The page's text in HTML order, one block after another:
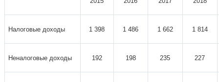
Налоговые доходы 1 398 1 486 1 662 1 814
Неналоговые доходы 192 198 235 227